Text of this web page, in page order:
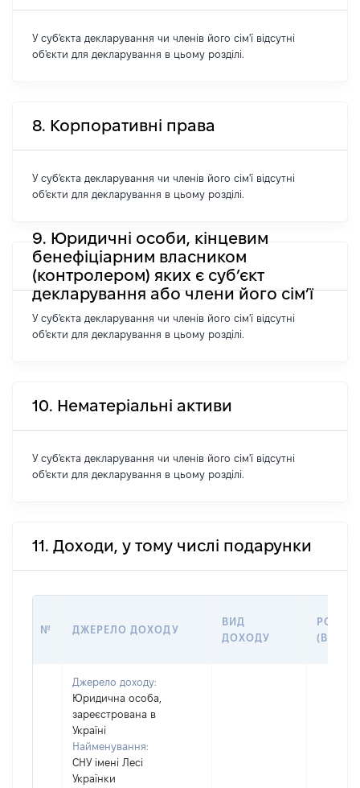
У суб'єкта декларування чи членів його сім'ї відсутні
об'єкти для декларування в цьому розділі.
8. Корпоративні права
У суб'єкта декларування чи членів його сім'ї відсутні
об'єкти для декларування в цьому розділі.
9. Юридичні особи, кінцевим
бенефіціарним власником
(контролером) яких є суб’єкт
декларування або члени його сім’ї
У суб'єкта декларування чи членів його сім'ї відсутні
об'єкти для декларування в цьому розділі.
10. Нематеріальні активи
У суб'єкта декларування чи членів його сім'ї відсутні
об'єкти для декларування в цьому розділі.
11. Доходи, у тому числі подарунки
№ ДЖЕРЕЛО ДОХОДУ
ВИД
ДОХОДУ
Джерело доходу:
Юридична особа,
зареєстрована в
Україні
Найменування:
СНУ імені Лесі
Українки